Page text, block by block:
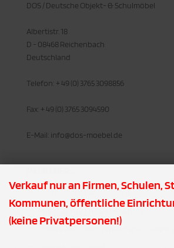
DOS / Deutsche Objekt- & Schulmöbel
Albertistr. 18
D - 08468 Reichenbach
Deutschland
Telefon: + 49 (0) 3765 3098856
Fax: + 49 (0) 3765 3094590
E-Mail: info@dos-moebel.de
Liefer- und Versandkosten
Privatsphäre und Datenschutz
Unsere AGB - kein Verkauf an
Verkauf nur an Firmen, Schulen,
Kommunen, öffentliche
(keine Privatpersonen!)